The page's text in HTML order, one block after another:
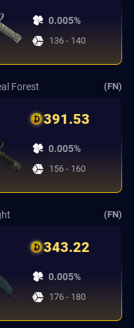
0.005%
136 - 140
Forest (FN)
391.53
0.005%
156 - 160
(FN)
343.22
0.005%
176 - 180